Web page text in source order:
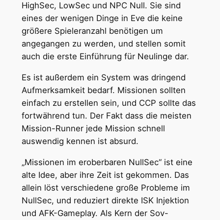
HighSec, LowSec und NPC Null. Sie sind
eines der wenigen Dinge in Eve die keine
größere Spieleranzahl benötigen um
angegangen zu werden, und stellen somit
auch die erste Einführung für Neulinge dar.
Es ist außerdem ein System was dringend
Aufmerksamkeit bedarf. Missionen sollten
einfach zu erstellen sein, und CCP sollte das
fortwährend tun. Der Fakt dass die meisten
Mission-Runner jede Mission schnell
auswendig kennen ist absurd.
„Missionen im eroberbaren NullSec“ ist eine
alte Idee, aber ihre Zeit ist gekommen. Das
allein löst verschiedene große Probleme im
NullSec, und reduziert direkte ISK Injektion
und AFK-Gameplay. Als Kern der Sov-